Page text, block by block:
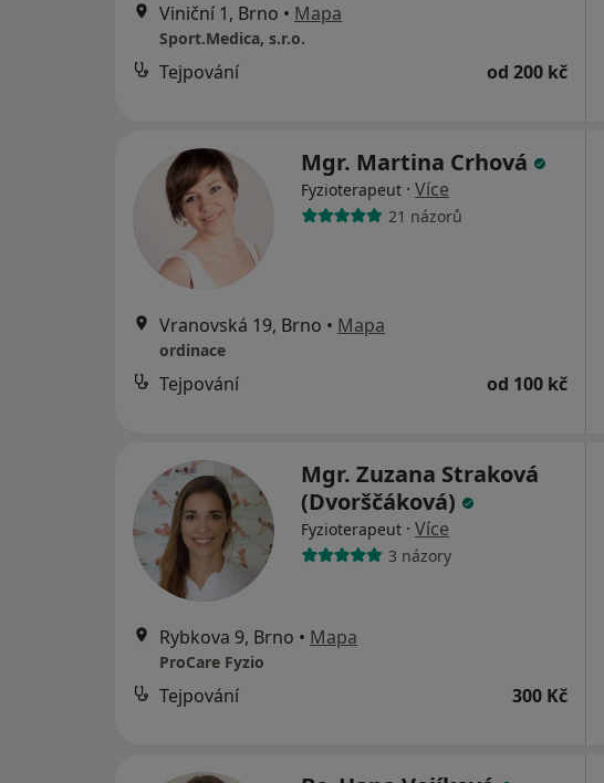
Viniční 1, Brno • Mapa
Sport.Medica, s.r.o.
Tejpování od 200 kč
Mgr. Martina Crhová
Fyzioterapeut · Více
21 názorů
Vranovská 19, Brno • Mapa
ordinace
Tejpování od 100 kč
Mgr. Zuzana Straková
(Dvorščáková)
Fyzioterapeut · Více
3 názory
Rybkova 9, Brno • Mapa
ProCare Fyzio
Tejpování 300 Kč